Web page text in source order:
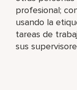
profesional;
usando la
tareas de
sus